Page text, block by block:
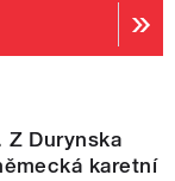
Durynska
karetní